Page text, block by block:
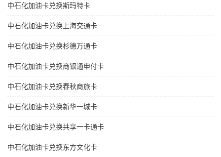
中石化加油卡兑换斯玛特卡
中石化加油卡兑换上海交通卡
中石化加油卡兑换杉德万通卡
中石化加油卡兑换商银通申付卡
中石化加油卡兑换春秋商旅卡
中石化加油卡兑换新华一城卡
中石化加油卡兑换共享一卡通卡
中石化加油卡兑换东方文化卡